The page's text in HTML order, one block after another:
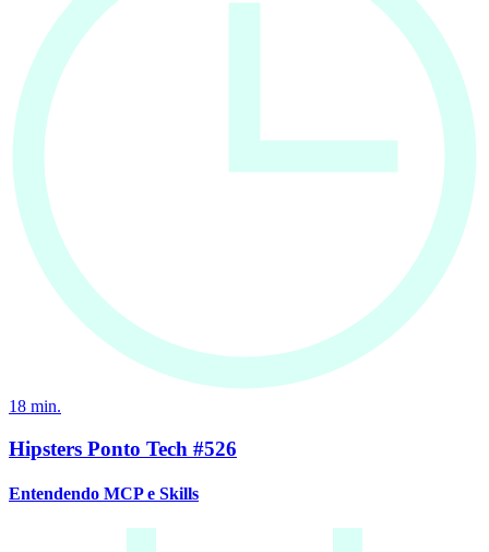
18 min.
Hipsters Ponto Tech #526
Entendendo MCP e Skills